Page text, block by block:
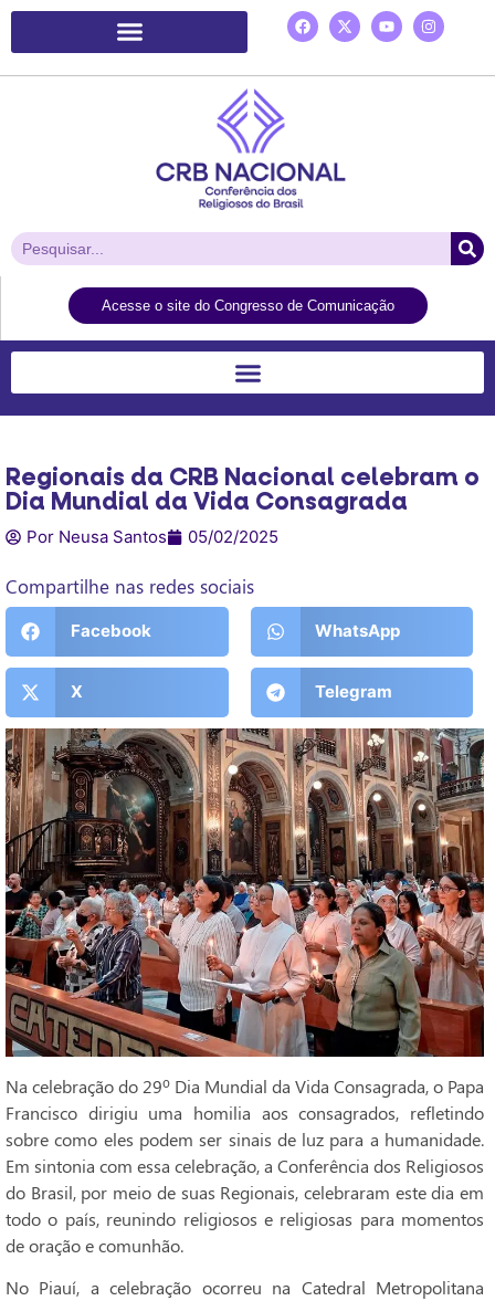
Acesse o site do Congresso de Comunicação
Regionais da CRB Nacional celebram o
Dia Mundial da Vida Consagrada
Por Neusa Santos 05/02/2025
Compartilhe nas redes sociais
Facebook WhatsApp
X Telegram
Na celebração do 29º Dia Mundial da Vida Consagrada, o Papa
Francisco dirigiu uma homilia aos consagrados, refletindo
sobre como eles podem ser sinais de luz para a humanidade.
Em sintonia com essa celebração, a Conferência dos Religiosos
do Brasil, por meio de suas Regionais, celebraram este dia em
todo o país, reunindo religiosos e religiosas para momentos
de oração e comunhão.
No Piauí, a celebração ocorreu na Catedral Metropolitana